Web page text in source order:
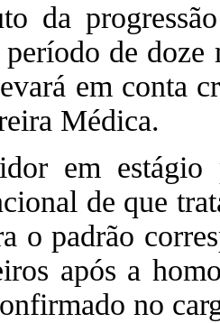
da
de
em conta
Médica.
em estágio
de que
o padrão
após a
no